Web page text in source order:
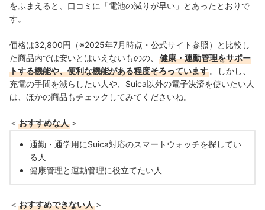
をふまえると、口コミに「電池の減りが早い」とあったとおりで
す。
価格は32,800円（※2025年7月時点・公式サイト参照）と比較し
た商品内では安いとはいえないものの、
健康・運動管理をサポー
トする機能や、便利な機能がある程度そろっています 。しかし、
充電の手間を減らしたい人や、Suica以外の電子決済を使いたい人
は、ほかの商品もチェックしてみてくださいね。
＜ おすすめな人 ＞
通勤・通学用にSuica対応のスマートウォッチを探してい
る人
健康管理と運動管理に役立てたい人
＜ おすすめできない人 ＞